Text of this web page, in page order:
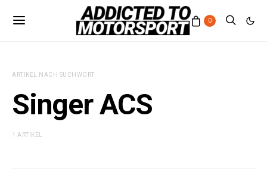
0
ARTIKEL NACH SUCHWORT
Singer ACS
1 ARTIKEL